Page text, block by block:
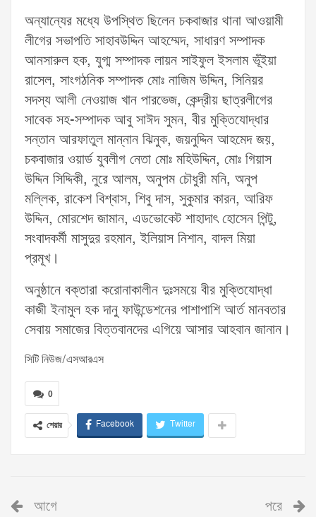
অন্যান্যের মধ্যে উপস্থিত ছিলেন চকবাজার থানা আওয়ামী
লীগের সভাপতি সাহাবউদ্দিন আহম্মেদ, সাধারণ সম্পাদক
আনসারুল হক, যুগ্ম সম্পাদক লায়ন সাইফুল ইসলাম ভূঁইয়া
রাসেল, সাংগঠনিক সম্পাদক মোঃ নাজিম উদ্দিন, সিনিয়র
সদস্য আলী নেওয়াজ খান পারভেজ, কেন্দ্রীয় ছাত্রলীগের
সাবেক সহ-সম্পাদক আবু সাঈদ সুমন, বীর মুক্তিযোদ্ধার
সন্তান আরফাতুল মান্নান ঝিনুক, জয়নুদ্দিন আহমেদ জয়,
চকবাজার ওয়ার্ড যুবলীগ নেতা মোঃ মহিউদ্দিন, মোঃ গিয়াস
উদ্দিন সিদ্দিকী, নুরে আলম, অনুপম চৌধুরী মনি, অনুপ
মল্লিক, রাকেশ বিশ্বাস, শিবু দাস, সুকুমার কারন, আরিফ
উদ্দিন, মোরশেদ জামান, এডভোকেট শাহাদাৎ হোসেন পিন্টু,
সংবাদকর্মী মাসুদুর রহমান, ইলিয়াস নিশান, বাদল মিয়া
প্রমূখ।
অনুষ্ঠানে বক্তারা করোনাকালীন দুঃসময়ে বীর মুক্তিযোদ্ধা
কাজী ইনামুল হক দানু ফাউন্ডেশনের পাশাপাশি আর্ত মানবতার
সেবায় সমাজের বিত্তবানদের এগিয়ে আসার আহবান জানান।
সিটি নিউজ/এসআরএস
0
শেয়ার Facebook Twitter
আগে পরে